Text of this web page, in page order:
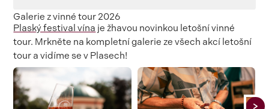
Galerie z vinné tour 2026
Plaský festival vína je žhavou novinkou letošní vinné
tour. Mrkněte na kompletní galerie ze všech akcí letošní
tour a vidíme se v Plasech!